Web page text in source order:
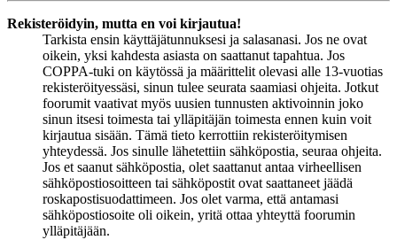
Rekisteröidyin, mutta en voi kirjautua!
Tarkista ensin käyttäjätunnuksesi ja salasanasi. Jos ne ovat
oikein, yksi kahdesta asiasta on saattanut tapahtua. Jos
COPPA-tuki on käytössä ja määrittelit olevasi alle 13-vuotias
rekisteröityessäsi, sinun tulee seurata saamiasi ohjeita. Jotkut
foorumit vaativat myös uusien tunnusten aktivoinnin joko
sinun itsesi toimesta tai ylläpitäjän toimesta ennen kuin voit
kirjautua sisään. Tämä tieto kerrottiin rekisteröitymisen
yhteydessä. Jos sinulle lähetettiin sähköpostia, seuraa ohjeita.
Jos et saanut sähköpostia, olet saattanut antaa virheellisen
sähköpostiosoitteen tai sähköpostit ovat saattaneet jäädä
roskapostisuodattimeen. Jos olet varma, että antamasi
sähköpostiosoite oli oikein, yritä ottaa yhteyttä foorumin
ylläpitäjään.